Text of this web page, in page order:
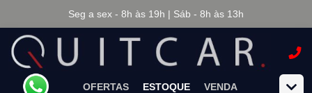
Seg a sex - 8h às 19h | Sáb - 8h às 13h
OFERTAS ESTOQUE VENDA